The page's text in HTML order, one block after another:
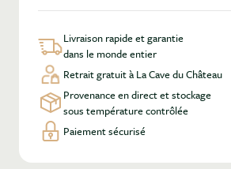
Livraison rapide et garantie
dans le monde entier
Retrait gratuit à La Cave du Château
Provenance en direct et stockage
sous température contrôlée
Paiement sécurisé